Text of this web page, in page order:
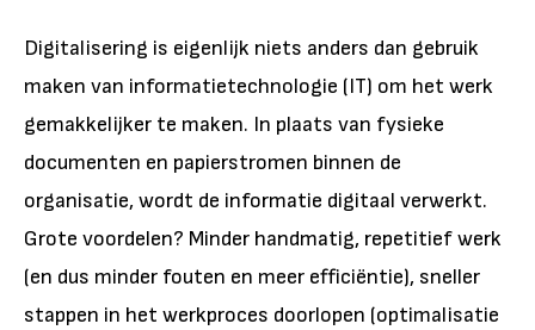
Digitalisering is eigenlijk niets anders dan gebruik
maken van informatietechnologie (IT) om het werk
gemakkelijker te maken. In plaats van fysieke
documenten en papierstromen binnen de
organisatie, wordt de informatie digitaal verwerkt.
Grote voordelen? Minder handmatig, repetitief werk
(en dus minder fouten en meer efficiëntie), sneller
stappen in het werkproces doorlopen (optimalisatie